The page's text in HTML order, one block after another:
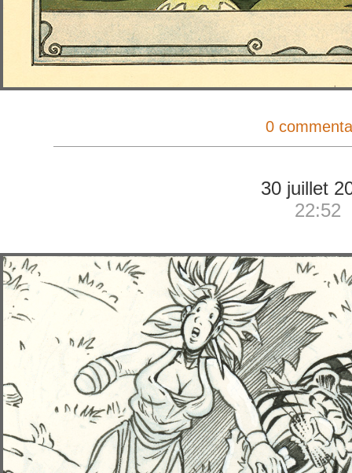
0
30 juillet
22:52